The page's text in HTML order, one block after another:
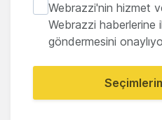
Webrazzi'nin hizmet
Webrazzi haberlerine
göndermesini